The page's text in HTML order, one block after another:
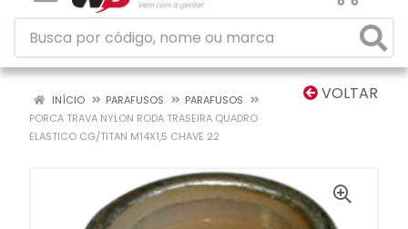
VOLTAR
INÍCIO PARAFUSOS
PARAFUSOS
PORCA TRAVA NYLON RODA TRASEIRA QUADRO
ELASTICO CG/TITAN M14X1,5 CHAVE 22